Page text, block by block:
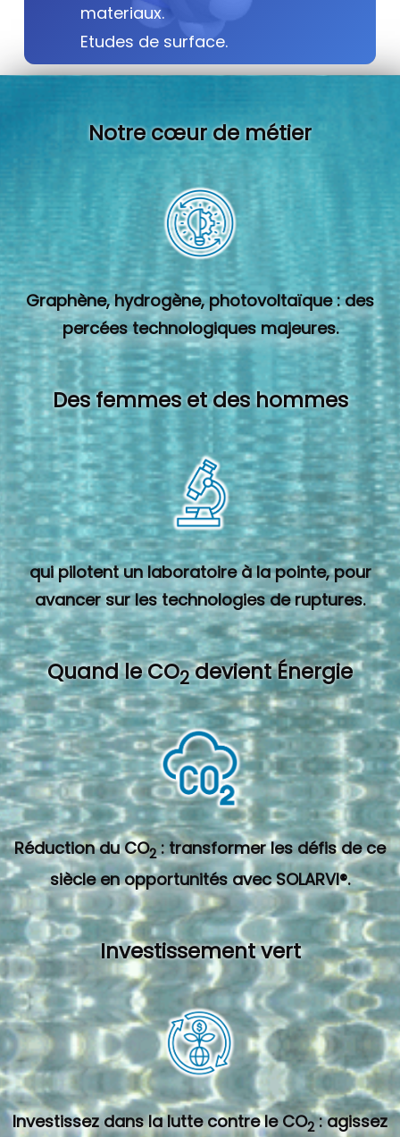
materiaux.
Etudes de surface.
Notre cœur de métier
Graphène, hydrogène, photovoltaïque : des
percées technologiques majeures.
Des femmes et des hommes
qui pilotent un laboratoire à la pointe, pour
avancer sur les technologies de ruptures.
Quand le CO2devient Énergie
Réduction du CO2 : transformer les défis de ce
siècle en opportunités avec SOLARVI®.
Investissement vert
Investissez dans la lutte contre le CO2 : agissez